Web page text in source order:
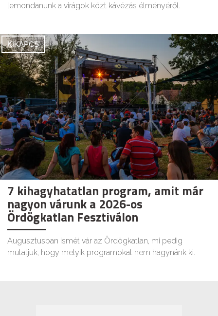
lemondanunk a virágok közt kávézás élményéről.
KIKAPCS
7 kihagyhatatlan program, amit már
nagyon várunk a 2026-os
Ördögkatlan Fesztiválon
Augusztusban ismét vár az Ördögkatlan, mi pedig
mutatjuk, hogy melyik programokat nem hagynánk ki.